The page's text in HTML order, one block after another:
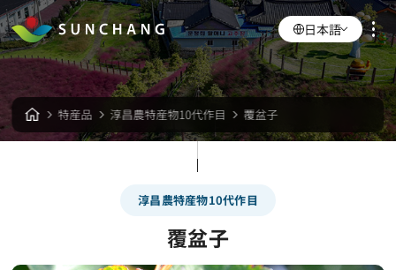
日本語
特産品 淳昌農特産物10代作目 覆盆子
淳昌農特産物10代作目
覆盆子